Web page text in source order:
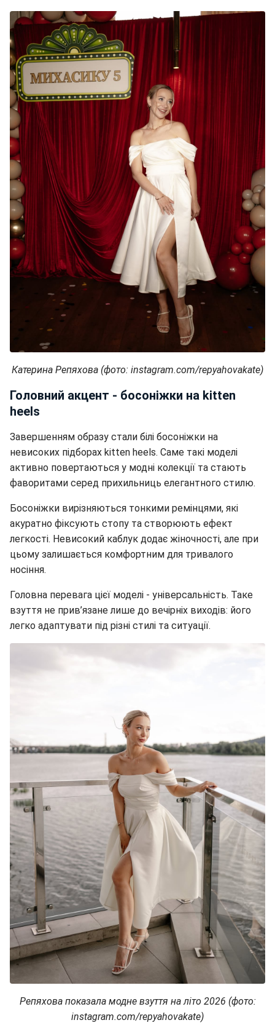
Катерина Репяхова (фото: instagram.com/repyahovakate)
Головний акцент - босоніжки на kitten
heels
Завершенням образу стали білі босоніжки на
невисоких підборах kitten heels. Саме такі моделі
активно повертаються у модні колекції та стають
фаворитами серед прихильниць елегантного стилю.
Босоніжки вирізняються тонкими ремінцями, які
акуратно фіксують стопу та створюють ефект
легкості. Невисокий каблук додає жіночності, але при
цьому залишається комфортним для тривалого
носіння.
Головна перевага цієї моделі - універсальність. Таке
взуття не прив’язане лише до вечірніх виходів: його
легко адаптувати під різні стилі та ситуації.
Репяхова показала модне взуття на літо 2026 (фото:
instagram.com/repyahovakate)